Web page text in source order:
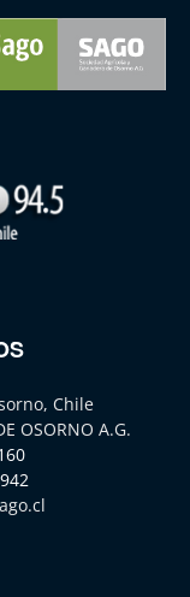
Chile
OSORNO A.G.